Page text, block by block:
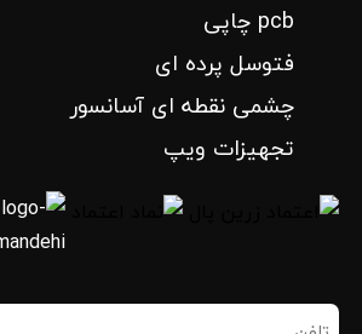
pcb چاپی
فتوسل پرده ای
چشمی نقطه ای آسانسور
تجهیزات ویپ
تلفن